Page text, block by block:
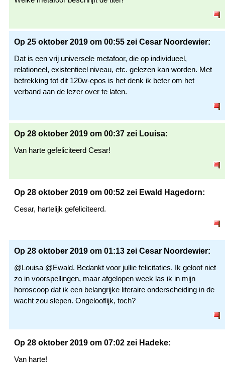
Op 25 oktober 2019 om 00:55 zei Cesar Noordewier:
Dat is een vrij universele metafoor, die op individueel,
relationeel, existentieel niveau, etc. gelezen kan worden. Met
betrekking tot dit 120w-epos is het denk ik beter om het
verband aan de lezer over te laten.
Op 28 oktober 2019 om 00:37 zei Louisa:
Van harte gefeliciteerd Cesar!
Op 28 oktober 2019 om 00:52 zei Ewald Hagedorn:
Cesar, hartelijk gefeliciteerd.
Op 28 oktober 2019 om 01:13 zei Cesar Noordewier:
@Louisa @Ewald. Bedankt voor jullie felicitaties. Ik geloof niet
zo in voorspellingen, maar afgelopen week las ik in mijn
horoscoop dat ik een belangrijke literaire onderscheiding in de
wacht zou slepen. Ongelooflijk, toch?
Op 28 oktober 2019 om 07:02 zei Hadeke:
Van harte!